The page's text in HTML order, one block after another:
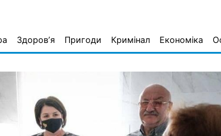
Здоров’я Пригоди Кримінал Економіка